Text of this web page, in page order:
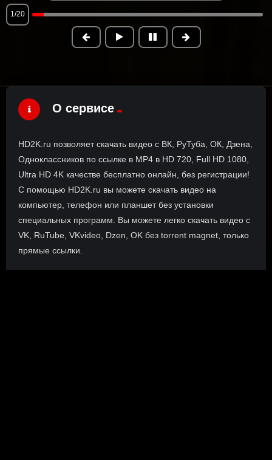
1/20
О сервисе
HD2K.ru позволяет скачать видео с ВК, РуТуба, ОК, Дзена,
Одноклассников по ссылке в MP4 в HD 720, Full HD 1080,
Ultra HD 4K качестве бесплатно онлайн, без регистрации!
С помощью HD2K.ru вы можете скачать видео на
компьютер, телефон или планшет без установки
специальных программ. Вы можете легко скачать видео с
VK, RuTube, VKvideo, Dzen, OK без torrent magnet, только
прямые ссылки.